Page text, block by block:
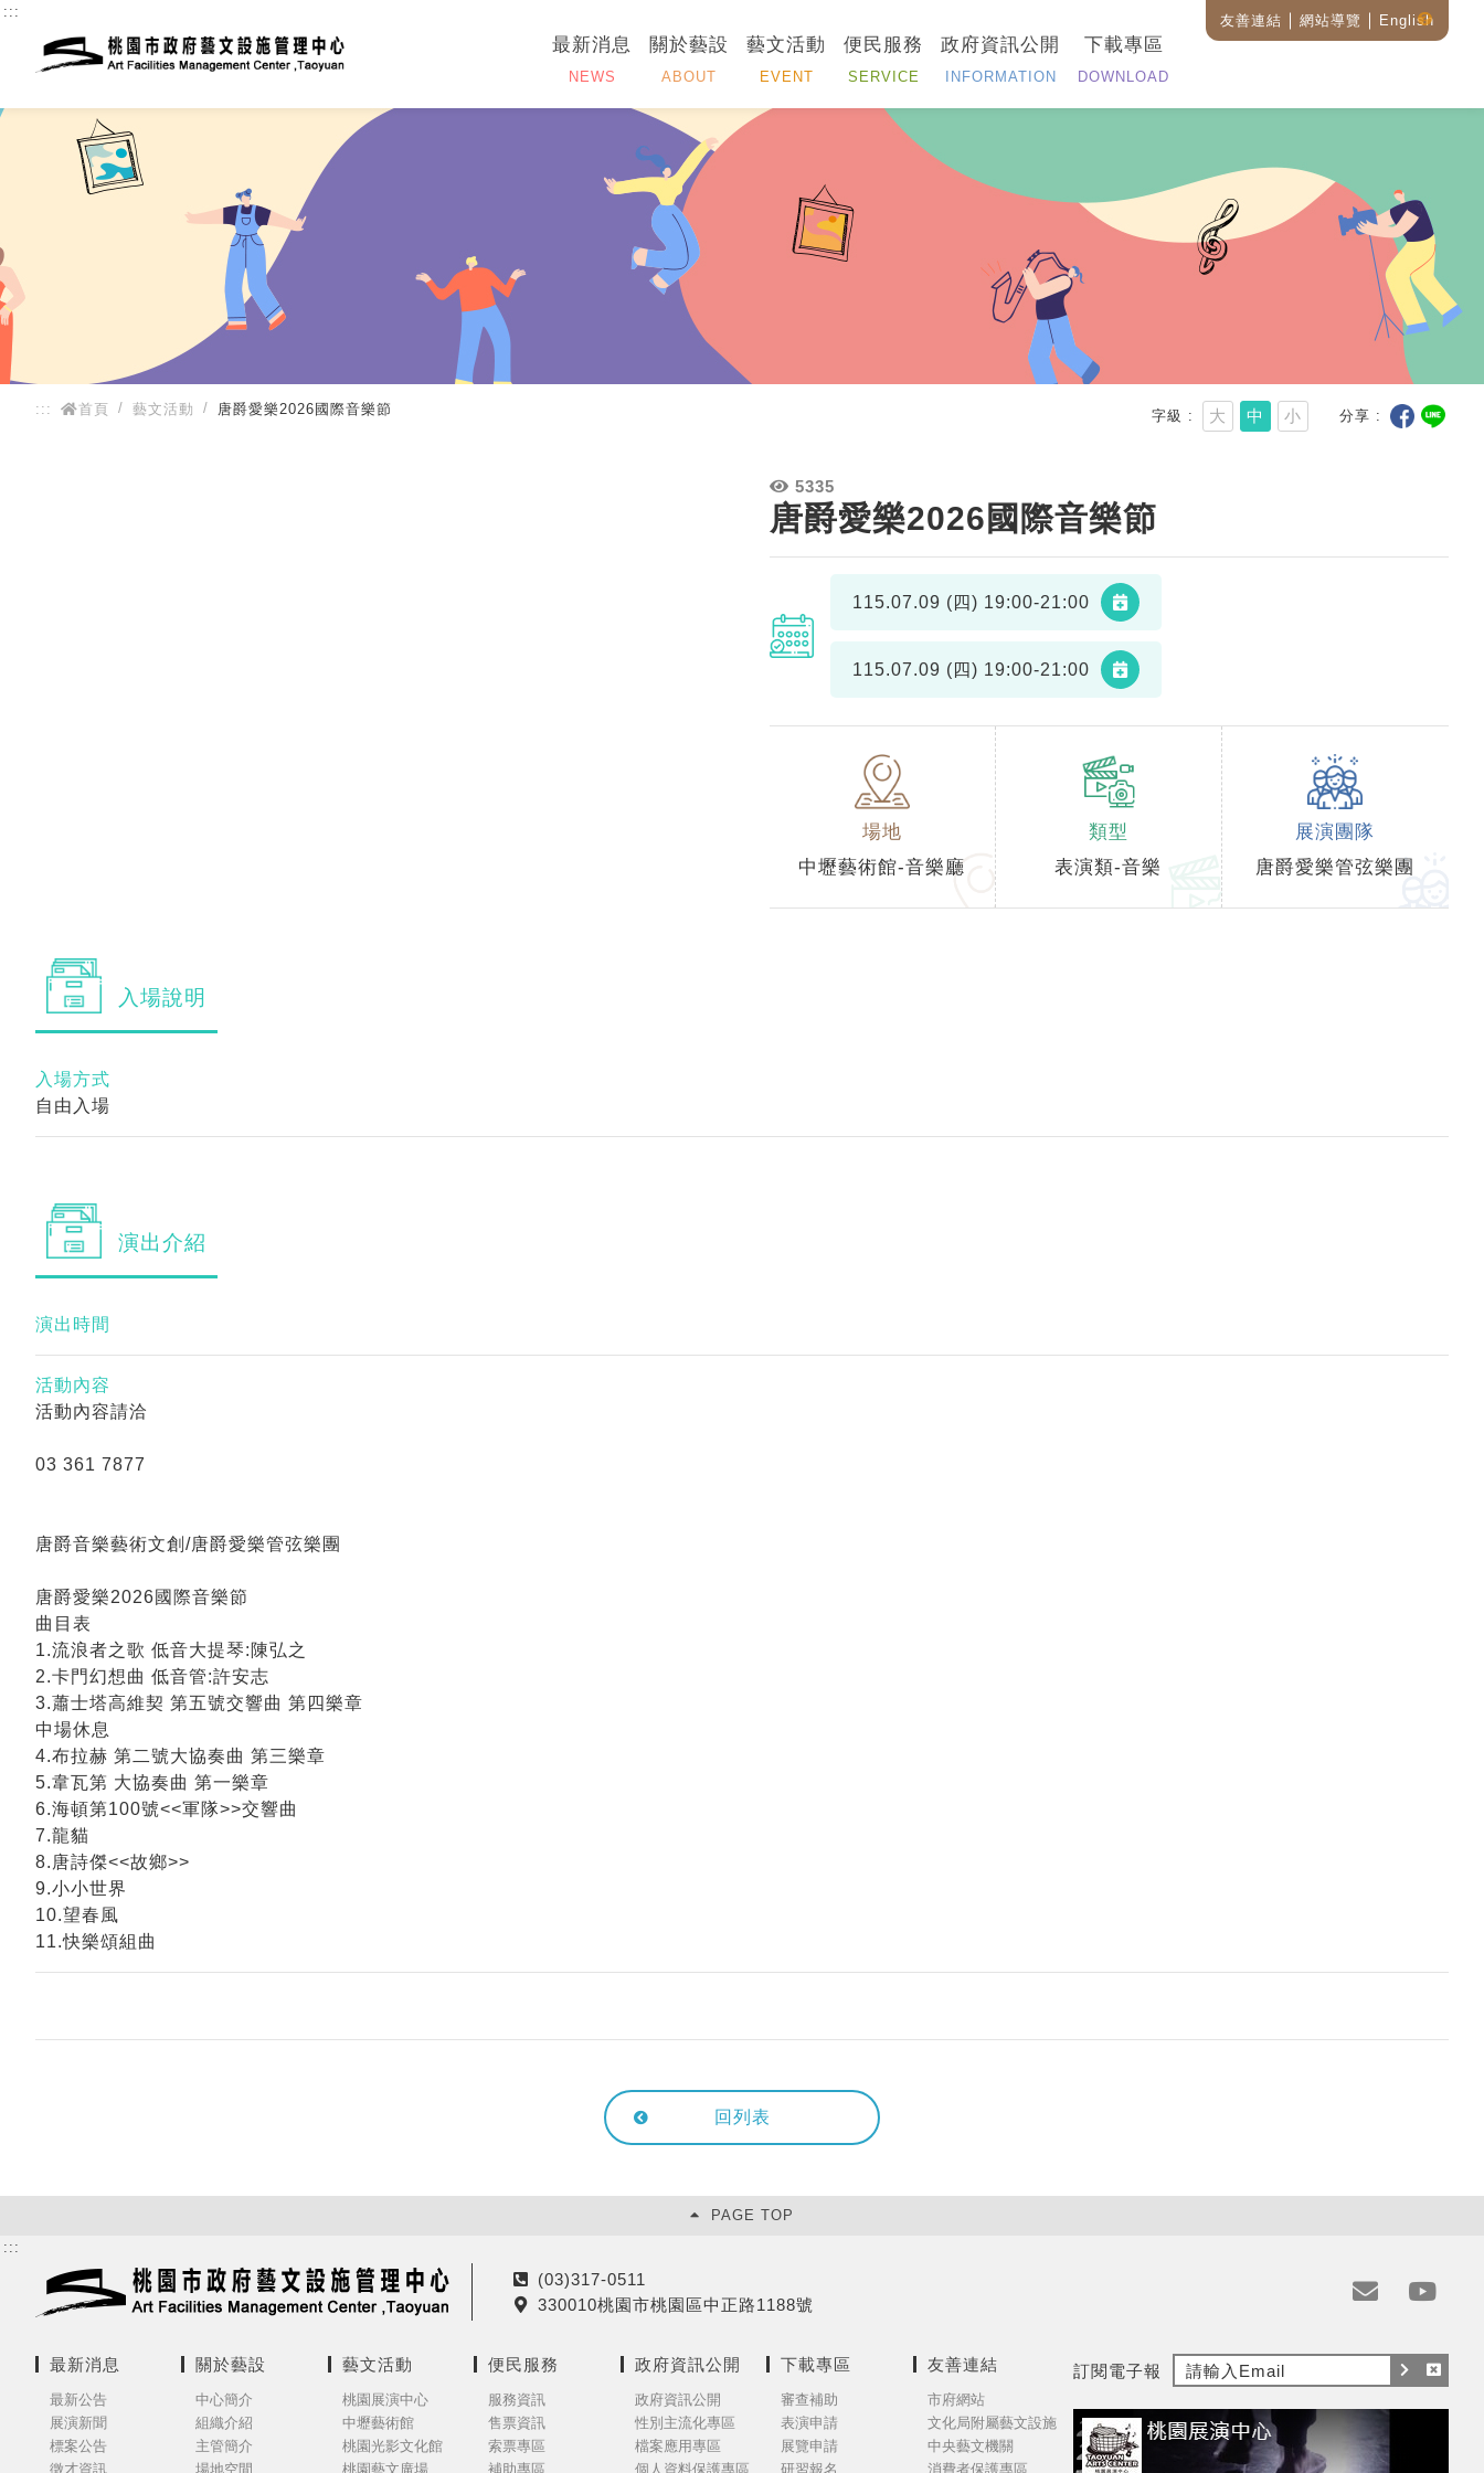
:::
最新消息
NEWS
關於藝設
ABOUT
藝文活動
EVENT
便民服務
SERVICE
政府資訊公開
INFORMATION
下載專區
DOWNLOAD
友善連結 網站導覽 English
::: 首頁 藝文活動 唐爵愛樂2026國際音樂節 字級 大 中 小 分享
5335
唐爵愛樂2026國際音樂節
115.07.09 (四) 19:00-21:00
115.07.09 (四) 19:00-21:00
場地
中壢藝術館-音樂廳
類型
表演類-音樂
展演團隊
唐爵愛樂管弦樂團
入場說明
入場方式
自由入場
演出介紹
演出時間
活動內容
活動內容請洽
03 361 7877
唐爵音樂藝術文創/唐爵愛樂管弦樂團
唐爵愛樂2026國際音樂節
曲目表
1.流浪者之歌 低音大提琴:陳弘之
2.卡門幻想曲 低音管:許安志
3.蕭士塔高維契 第五號交響曲 第四樂章
中場休息
4.布拉赫 第二號大協奏曲 第三樂章
5.韋瓦第 大協奏曲 第一樂章
6.海頓第100號<<軍隊>>交響曲
7.龍貓
8.唐詩傑<<故鄉>>
9.小小世界
10.望春風
11.快樂頌組曲
回列表
PAGE TOP
:::
電
話
(03)317-0511
地
330010桃園市桃園區中正路1188號
m
a
i
l
t
最新消息
最新公告
展演新聞
標案公告
徵才資訊
關於藝設
中心簡介
組織介紹
主管簡介
場地空間
藝文活動
桃園展演中心
中壢藝術館
桃園光影文化館
桃園藝文廣場
便民服務
服務資訊
售票資訊
索票專區
補助專區
政府資訊公開
政府資訊公開
性別主流化專區
檔案應用專區
個人資料保護專區
下載專區
審查補助
表演申請
展覽申請
研習報名
友善連結
市府網站
文化局附屬藝文設施
中央藝文機關
消費者保護專區
訂閱電子報
訂
取